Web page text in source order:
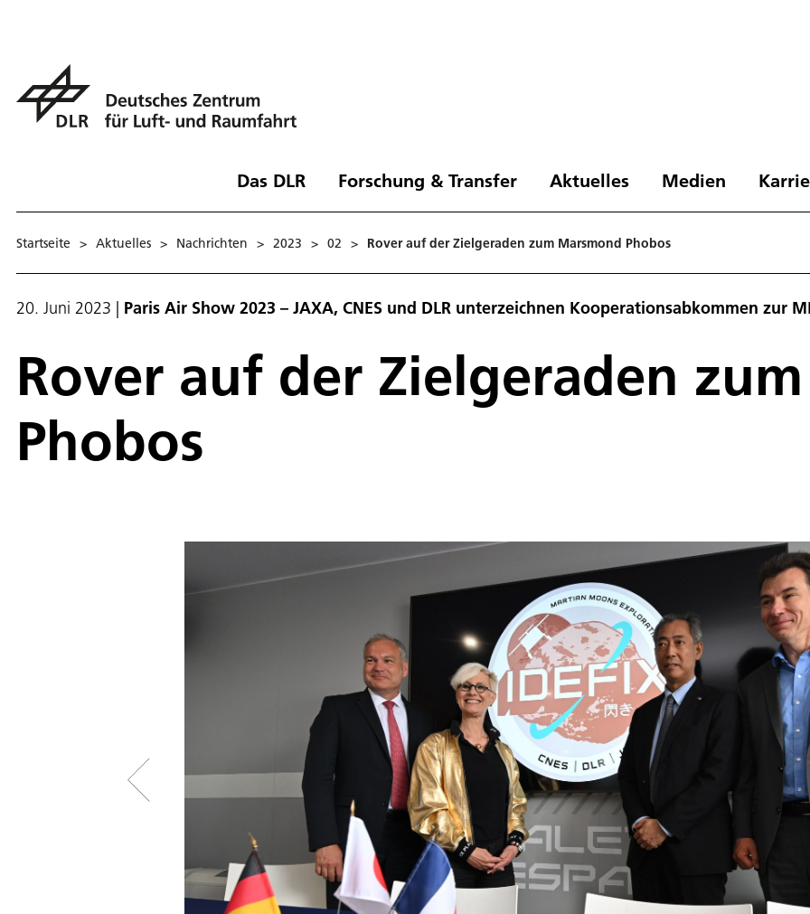
Das DLR Forschung & Transfer Aktuelles Medien
Startseite > Aktuelles > Nachrichten > 2023 > 02 > Rover auf der Zielgeraden zum Marsmond Phobos
20. Juni 2023 | Paris Air Show 2023 – JAXA, CNES und DLR unterzeichnen Kooperationsabkommen zur
Rover auf der Zielgeraden
Phobos